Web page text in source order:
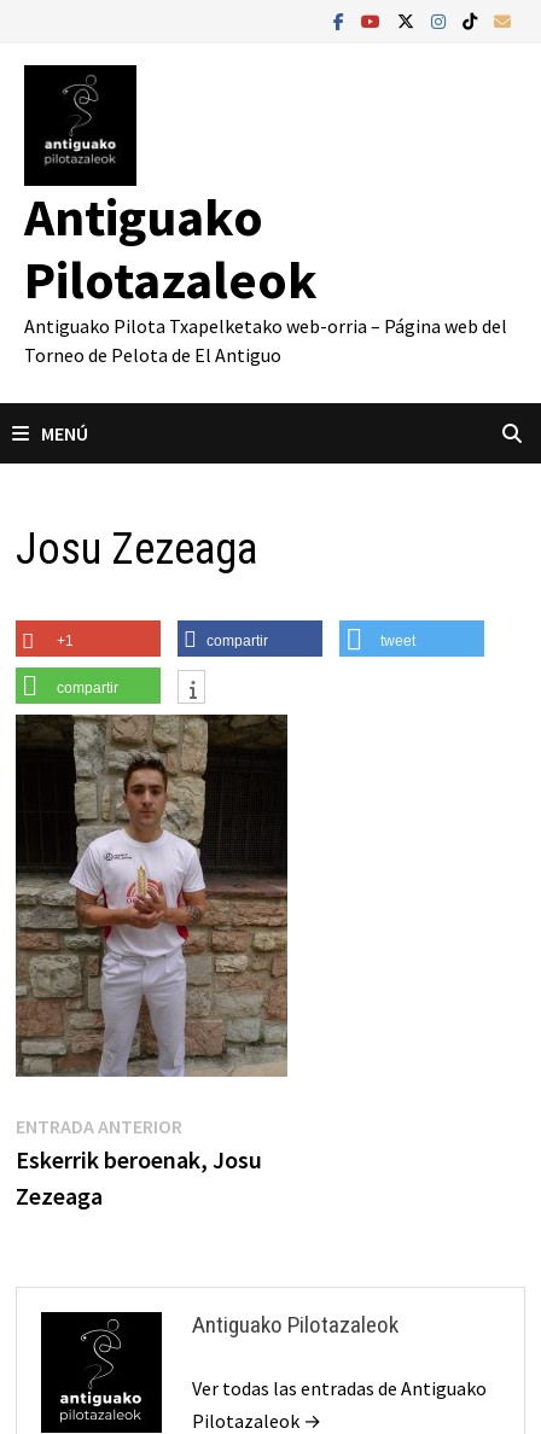
contenido
Antiguako
Pilotazaleok
Antiguako Pilota Txapelketako web-orria – Página web del
Torneo de Pelota de El Antiguo
MENÚ
Josu Zezeaga
+1 compartir tweet
compartir
Navegación
de
entradas
ENTRADA ANTERIOR
anterior:
Eskerrik beroenak, Josu
Zezeaga
Antiguako Pilotazaleok
Ver todas las entradas de Antiguako
Pilotazaleok →